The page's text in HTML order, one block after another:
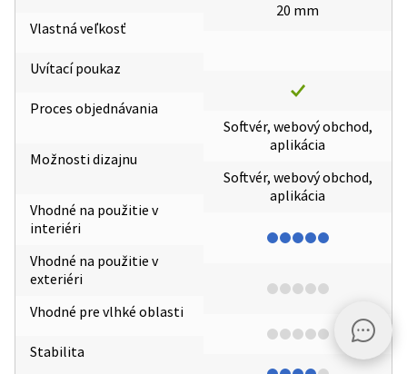
Vlastná veľkosť
Uvítací poukaz
Proces objednávania
Možnosti dizajnu
Vhodné na použitie v
interiéri
Vhodné na použitie v
exteriéri
Vhodné pre vlhké oblasti
Stabilita
20 mm
Softvér, webový obchod,
aplikácia
Softvér, webový obchod,
aplikácia